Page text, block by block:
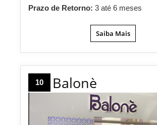
Prazo de Retorno: 3 até 6 meses
Saiba Mais
10 Balonè